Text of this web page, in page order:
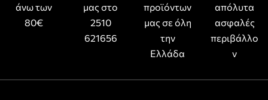
άνω των
80€
μας στο
2510
621656
προϊόντων
μας σε όλη
την
Ελλάδα
απόλυτα
ασφαλές
περιβάλλο
ν